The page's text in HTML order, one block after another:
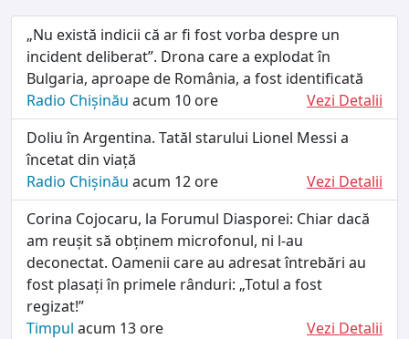
„Nu există indicii că ar fi fost vorba despre un
incident deliberat”. Drona care a explodat în
Bulgaria, aproape de România, a fost identificată
Radio Chișinău acum 10 ore
Vezi Detalii
Doliu în Argentina. Tatăl starului Lionel Messi a
încetat din viață
Radio Chișinău acum 12 ore
Vezi Detalii
Corina Cojocaru, la Forumul Diasporei: Chiar dacă
am reușit să obținem microfonul, ni l-au
deconectat. Oamenii care au adresat întrebări au
fost plasați în primele rânduri: „Totul a fost
regizat!”
Timpul acum 13 ore
Vezi Detalii